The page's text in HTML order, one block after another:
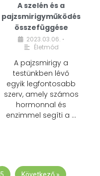
A szelén és a
pajzsmirigyműködés
összefüggése
2023.03.06. •
Életmód
A pajzsmirigy a
testünkben lévő
egyik legfontosabb
szerv, amely számos
hormonnal és
enzimmel segíti a …